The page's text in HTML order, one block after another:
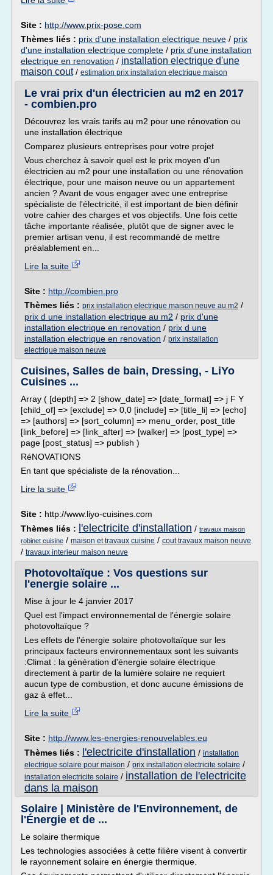
Site : http://www.prix-pose.com
Thèmes liés : prix d'une installation electrique neuve / prix
d'une installation electrique complete / prix d'une installation
electrique en renovation / installation electrique d'une
maison cout/ estimation prix installation electrique maison
Le vrai prix d'un électricien au m2 en 2017
- combien.pro
Découvrez les vrais tarifs au m2 pour une rénovation ou
une installation électrique
Comparez plusieurs entreprises pour votre projet
Vous cherchez à savoir quel est le prix moyen d'un
électricien au m2 pour une installation ou une rénovation
électrique, pour une maison neuve ou un appartement
ancien ? Avant de vous engager avec une entreprise
spécialiste de l'électricité, il est important de bien définir
votre cahier des charges et vos objectifs. Une fois cette
tâche importante réalisée, plutôt que de signer avec le
premier artisan venu, il est recommandé de mettre
préalablement en...
Lire la suite
Site : http://combien.pro
Thèmes liés : prix installation electrique maison neuve au m2 /
prix d une installation electrique au m2 / prix d'une
installation electrique en renovation / prix d une
installation electrique en renovation / prix installation
electrique maison neuve
Cuisines, Salles de bain, Dressing, - LiYo
Cuisines ...
Array ( [depth] => 2 [show_date] => [date_format] => j F Y
[child_of] => [exclude] => 0,0 [include] => [title_li] => [echo]
=> [authors] => [sort_column] => menu_order, post_title
[link_before] => [link_after] => [walker] => [post_type] =>
page [post_status] => publish )
RéNOVATIONS
En tant que spécialiste de la rénovation...
Lire la suite
Site : http://www.liyo-cuisines.com
Thèmes liés :
l'electricite d'installation / travaux maison
robinet cuisine / maison et travaux cuisine / cout travaux maison neuve
/ travaux interieur maison neuve
Photovoltaïque : Vos questions sur
l'energie solaire ...
Mise à jour le 4 janvier 2017
Quel est l'impact environnemental de l'énergie solaire
photovoltaïque ?
Les effets de l'énergie solaire photovoltaïque sur les
principaux facteurs environnementaux sont les suivants
:Climat : la génération d'énergie solaire électrique
directement à partir de la lumière solaire ne requiert
aucun type de combustion, et donc aucune émissions de
gaz à effet...
Lire la suite
Site : http://www.les-energies-renouvelables.eu
Thèmes liés :
l'electricite d'installation / installation
electrique solaire pour maison / prix installation electricite solaire /
installation electricite solaire / installation de l'electricite
dans la maison
Solaire | Ministère de l'Environnement, de
l'Énergie et de ...
Le solaire thermique
Les technologies associées à cette filière visent à convertir
le rayonnement solaire en énergie thermique.